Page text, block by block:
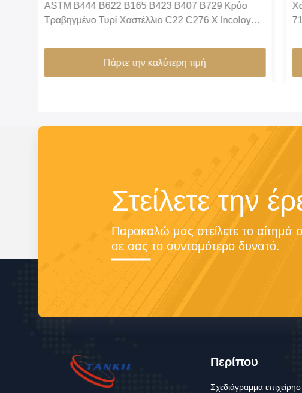
ASTM B444 B622 B165 B423 B407 B729 Κρύο
Τραβηγμένο Τυρί Χαστέλλιο C22 C276 X Incoloy
K500 Χωρίς Σύνδεση Νικέλιο
Πάρτε την καλύτερη τιμή
Στείλετε την
Παρακαλώ μας στείλετε το αίτημά
σε σας το συντομότερο δυνατό.
Περίπου
Σχεδιάγραμμα